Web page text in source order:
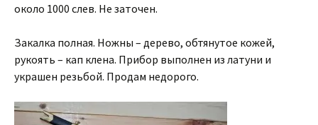
около 1000 слев. Не заточен.
Закалка полная. Ножны – дерево, обтянутое кожей,
рукоять – кап клена. Прибор выполнен из латуни и
украшен резьбой. Продам недорого.